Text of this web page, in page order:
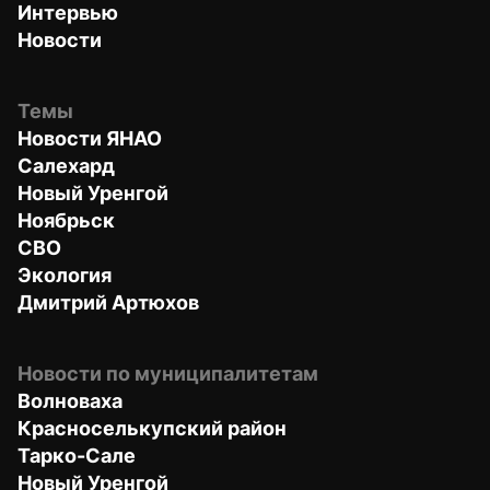
Интервью
Новости
Темы
Новости ЯНАО
Салехард
Новый Уренгой
Ноябрьск
СВО
Экология
Дмитрий Артюхов
Новости по муниципалитетам
Волноваха
Красноселькупский район
Тарко-Сале
Новый Уренгой